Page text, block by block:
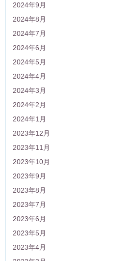
2024年9月
2024年8月
2024年7月
2024年6月
2024年5月
2024年4月
2024年3月
2024年2月
2024年1月
2023年12月
2023年11月
2023年10月
2023年9月
2023年8月
2023年7月
2023年6月
2023年5月
2023年4月